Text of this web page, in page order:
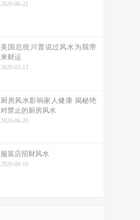
2020-06-21
美国总统川普说过风水为我带
来财运
2020-03-13
厨房风水影响家人健康 揭秘绝
对禁止的厨房风水
2020-06-20
服装店招财风水
2020-06-19